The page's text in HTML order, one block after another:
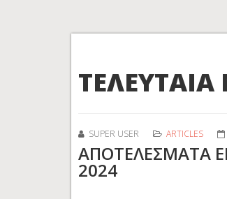
ΤΕΛΕΥΤΑΙΑ
SUPER USER ARTICLES
ΑΠΟΤΕΛΕΣΜΑΤΑ
2024